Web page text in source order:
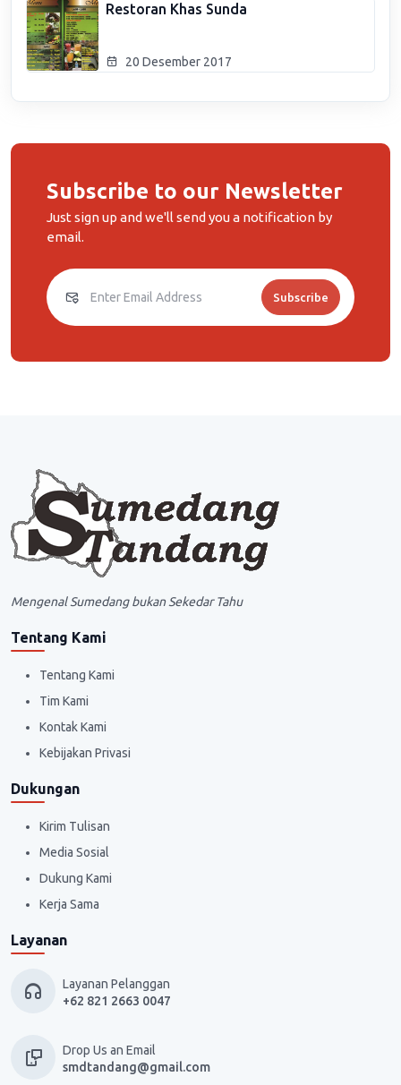
Restoran Khas Sunda
20 Desember 2017
Subscribe to our Newsletter
Just sign up and we'll send you a notification by
email.
Subscribe
Mengenal Sumedang bukan Sekedar Tahu
Tentang Kami
Tentang Kami
Tim Kami
Kontak Kami
Kebijakan Privasi
Dukungan
Kirim Tulisan
Media Sosial
Dukung Kami
Kerja Sama
Layanan
Layanan Pelanggan
+62 821 2663 0047
Drop Us an Email
smdtandang@gmail.com